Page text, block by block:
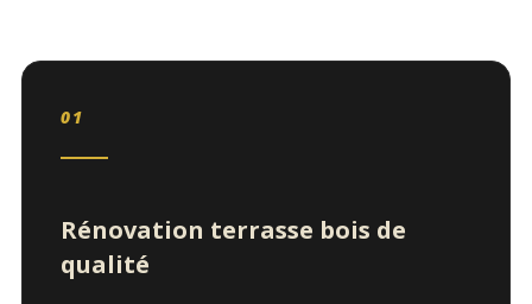
01
Rénovation terrasse bois de
qualité